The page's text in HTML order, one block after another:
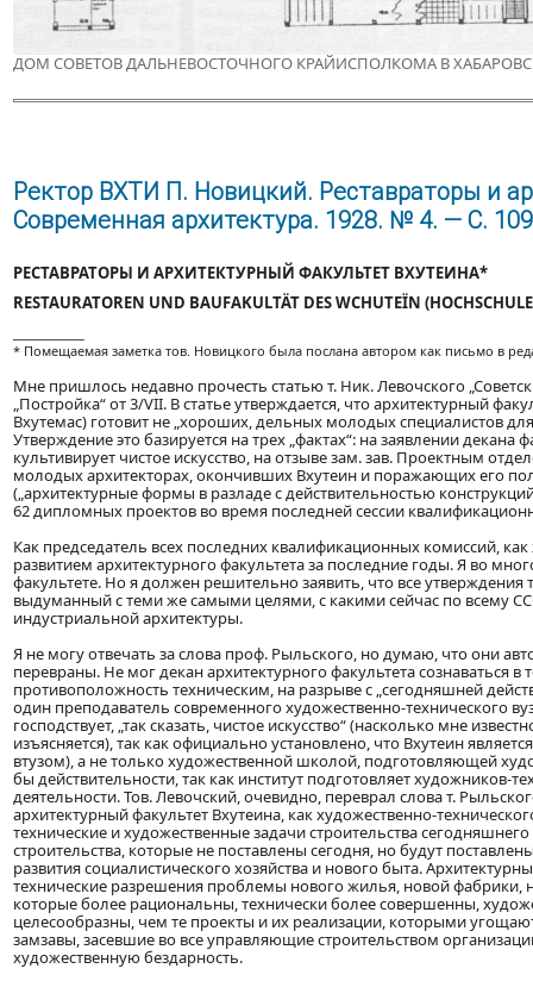
ДОМ СОВЕТОВ ДАЛЬНЕВОСТОЧНОГО КРАЙИСПОЛКОМА В
Ректор ВХТИ П. Новицкий. Реставраторы и
Современная архитектура. 1928. № 4. — С.
РЕСТАВРАТОРЫ И АРХИТЕКТУРНЫЙ ФАКУЛЬТЕТ ВХУТЕИНА*
RESTAURATOREN UND BAUFAKULTÄT DES WCHUTEЇN
* Помещаемая заметка тов. Новицкого была послана автором как письмо в
Мне пришлось недавно прочесть статью т. Ник. Левочского
„Постройка“ от 3/VII. В статье утверждается, что архитектурный
Вхутемас) готовит не „хороших, дельных молодых специалистов
Утверждение это базируется на трех „фактах“: на заявлении
культивирует чистое искусство, на отзыве зам. зав. Проектным
молодых архитекторах, окончивших Вхутеин и поражающих его
(„архитектурные формы в разладе с действительностью
62 дипломных проектов во время последней сессии
Как председатель всех последних квалификационных комиссий,
развитием архитектурного факультета за последние годы. Я во
факультете. Но я должен решительно заявить, что все
выдуманный с теми же самыми целями, с какими сейчас по всему
индустриальной архитектуры.
Я не могу отвечать за слова проф. Рыльского, но думаю, что они
перевраны. Не мог декан архитектурного факультета сознаваться
противоположность техническим, на разрыве с „сегодняшней
один преподаватель современного художественно-технического
господствует, „так сказать, чистое искусство“ (насколько мне
изъясняется), так как официально установлено, что Вхутеин
втузом), а не только художественной школой, подготовляющей
бы действительности, так как институт подготовляет художников-
деятельности. Тов. Левочский, очевидно, переврал слова т.
архитектурный факультет Вхутеина, как художественно-
технические и художественные задачи строительства
строительства, которые не поставлены сегодня, но будут
развития социалистического хозяйства и нового быта.
технические разрешения проблемы нового жилья, новой фабрики,
которые более рациональны, технически более совершенны,
целесообразны, чем те проекты и их реализации, которыми
замзавы, засевшие во все управляющие строительством
художественную бездарность.